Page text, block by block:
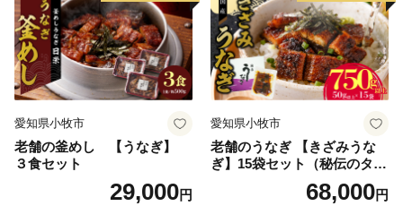
愛知県小牧市
老舗の釜めし 【うなぎ】
３食セット
29,000円
愛知県小牧市
老舗のうなぎ 【きざみうな
ぎ】15袋セット（秘伝のタレ
68,000円